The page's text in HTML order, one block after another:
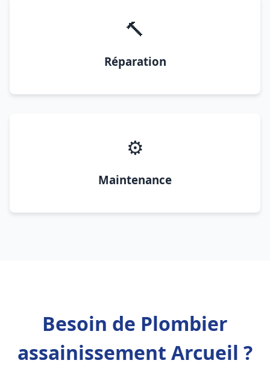
🔨
Réparation
⚙️
Maintenance
Besoin de Plombier
assainissement Arcueil ?